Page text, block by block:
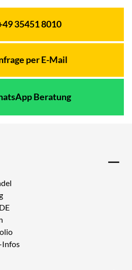
Telefon:
35451 8010
per E-Mail
Beratung
Infos